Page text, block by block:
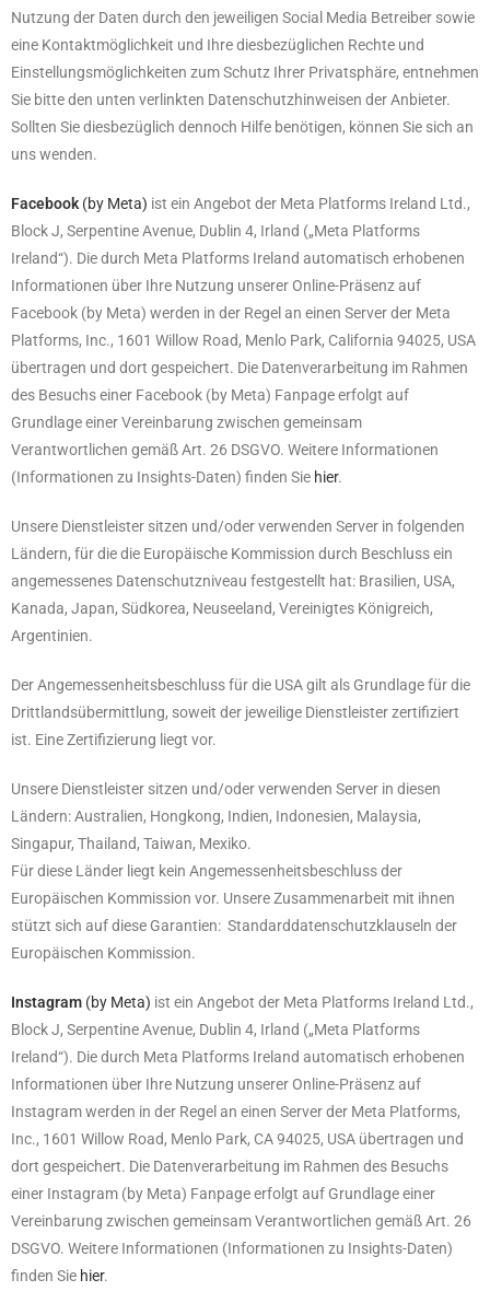
Nutzung der Daten durch den jeweiligen Social Media Betreiber sowie
eine Kontaktmöglichkeit und Ihre diesbezüglichen Rechte und
Einstellungsmöglichkeiten zum Schutz Ihrer Privatsphäre, entnehmen
Sie bitte den unten verlinkten Datenschutzhinweisen der Anbieter.
Sollten Sie diesbezüglich dennoch Hilfe benötigen, können Sie sich an
uns wenden.
Facebook (by Meta) ist ein Angebot der Meta Platforms Ireland Ltd.,
Block J, Serpentine Avenue, Dublin 4, Irland („Meta Platforms
Ireland“). Die durch Meta Platforms Ireland automatisch erhobenen
Informationen über Ihre Nutzung unserer Online-Präsenz auf
Facebook (by Meta) werden in der Regel an einen Server der Meta
Platforms, Inc., 1601 Willow Road, Menlo Park, California 94025, USA
übertragen und dort gespeichert. Die Datenverarbeitung im Rahmen
des Besuchs einer Facebook (by Meta) Fanpage erfolgt auf
Grundlage einer Vereinbarung zwischen gemeinsam
Verantwortlichen gemäß Art. 26 DSGVO. Weitere Informationen
(Informationen zu Insights-Daten) finden Sie hier.
Unsere Dienstleister sitzen und/oder verwenden Server in folgenden
Ländern, für die die Europäische Kommission durch Beschluss ein
angemessenes Datenschutzniveau festgestellt hat: Brasilien, USA,
Kanada, Japan, Südkorea, Neuseeland, Vereinigtes Königreich,
Argentinien.
Der Angemessenheitsbeschluss für die USA gilt als Grundlage für die
Drittlandsübermittlung, soweit der jeweilige Dienstleister zertifiziert
ist. Eine Zertifizierung liegt vor.
Unsere Dienstleister sitzen und/oder verwenden Server in diesen
Ländern: Australien, Hongkong, Indien, Indonesien, Malaysia,
Singapur, Thailand, Taiwan, Mexiko.
Für diese Länder liegt kein Angemessenheitsbeschluss der
Europäischen Kommission vor. Unsere Zusammenarbeit mit ihnen
stützt sich auf diese Garantien: Standarddatenschutzklauseln der
Europäischen Kommission.
Instagram (by Meta) ist ein Angebot der Meta Platforms Ireland Ltd.,
Block J, Serpentine Avenue, Dublin 4, Irland („Meta Platforms
Ireland“). Die durch Meta Platforms Ireland automatisch erhobenen
Informationen über Ihre Nutzung unserer Online-Präsenz auf
Instagram werden in der Regel an einen Server der Meta Platforms,
Inc., 1601 Willow Road, Menlo Park, CA 94025, USA übertragen und
dort gespeichert. Die Datenverarbeitung im Rahmen des Besuchs
einer Instagram (by Meta) Fanpage erfolgt auf Grundlage einer
Vereinbarung zwischen gemeinsam Verantwortlichen gemäß Art. 26
DSGVO. Weitere Informationen (Informationen zu Insights-Daten)
finden Sie hier.